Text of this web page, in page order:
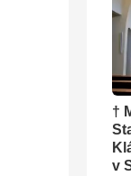
†
v